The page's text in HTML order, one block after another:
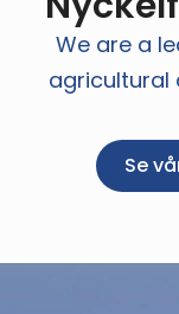
We are a
agricultural
Se